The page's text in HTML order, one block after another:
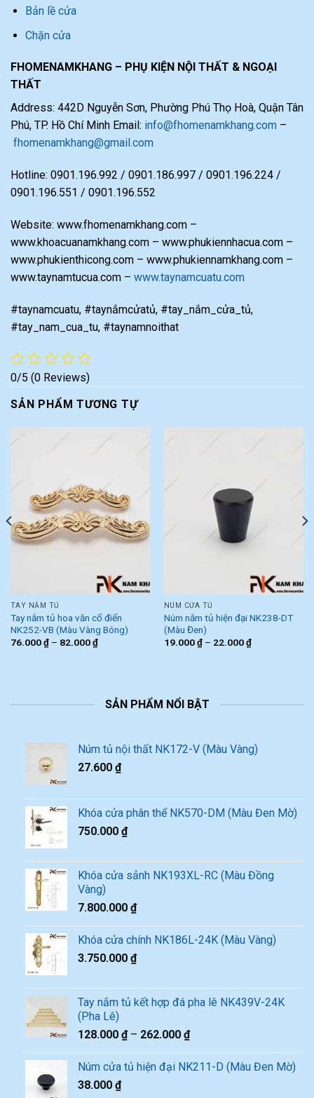
Bản lề cửa
Chặn cửa
FHOMENAMKHANG – PHỤ KIỆN NỘI THẤT & NGOẠI
THẤT
Address: 442D Nguyễn Sơn, Phường Phú Thọ Hoà, Quận Tân
Phú, TP. Hồ Chí Minh Email: info@fhomenamkhang.com –
fhomenamkhang@gmail.com
Hotline: 0901.196.992 / 0901.186.997 / 0901.196.224 /
0901.196.551 / 0901.196.552
Website: www.fhomenamkhang.com –
www.khoacuanamkhang.com – www.phukiennhacua.com –
www.phukienthicong.com – www.phukiennamkhang.com –
www.taynamtucua.com – www.taynamcuatu.com
#taynamcuatu, #taynắmcửatủ, #tay_nắm_cửa_tủ,
#tay_nam_cua_tu, #taynamnoithat
0/5 (0 Reviews)
SẢN PHẨM TƯƠNG TỰ
TAY NẮM TỦ
Tay nắm tủ hoa văn cổ điển
NK252-VB (Màu Vàng Bóng)
76.000₫– 82.000₫
NÚM CỬA TỦ
Núm nắm tủ hiện đại NK238-DT
(Màu Đen)
19.000₫– 22.000₫
SẢN PHẨM NỔI BẬT
Núm tủ nội thất NK172-V (Màu Vàng)
27.600 ₫
Khóa cửa phân thể NK570-DM (Màu Đen Mờ)
750.000 ₫
Khóa cửa sảnh NK193XL-RC (Màu Đồng
Vàng)
7.800.000 ₫
Khóa cửa chính NK186L-24K (Màu Vàng)
3.750.000 ₫
Tay nắm tủ kết hợp đá pha lê NK439V-24K
(Pha Lê)
128.000 ₫– 262.000 ₫
Núm cửa tủ hiện đại NK211-D (Màu Đen Mờ)
38.000 ₫